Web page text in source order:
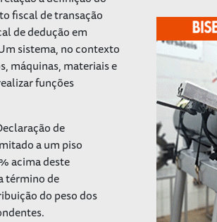
fiscal de transação
de dedução em
sistema, no contexto
máquinas, materiais e
funções
de
a um piso
acima deste
término de
do peso dos